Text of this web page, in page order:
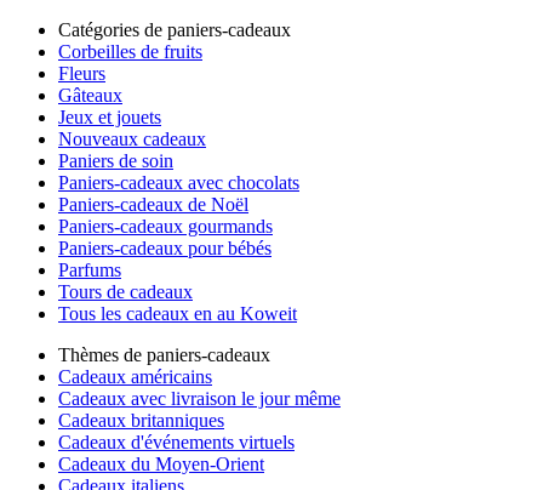
Catégories de paniers-cadeaux
Corbeilles de fruits
Fleurs
Gâteaux
Jeux et jouets
Nouveaux cadeaux
Paniers de soin
Paniers-cadeaux avec chocolats
Paniers-cadeaux de Noël
Paniers-cadeaux gourmands
Paniers-cadeaux pour bébés
Parfums
Tours de cadeaux
Tous les cadeaux en au Koweit
Thèmes de paniers-cadeaux
Cadeaux américains
Cadeaux avec livraison le jour même
Cadeaux britanniques
Cadeaux d'événements virtuels
Cadeaux du Moyen-Orient
Cadeaux italiens